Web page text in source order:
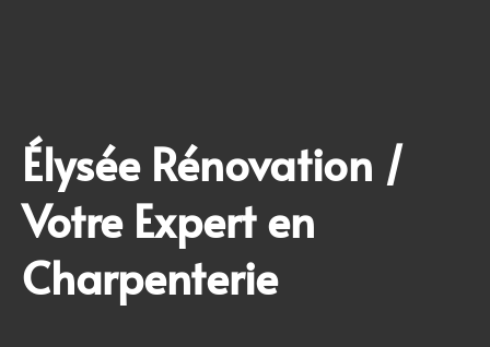
Élysée Rénovation /
Votre Expert en
Charpenterie